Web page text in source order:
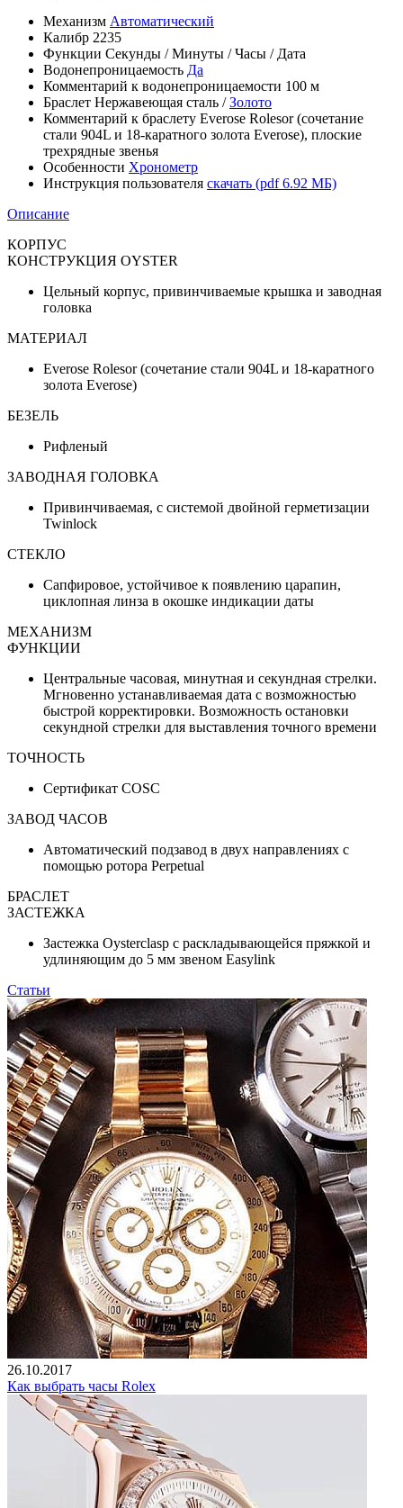
Механизм Автоматический
Калибр 2235
Функции Секунды /Минуты /Часы / Дата
Водонепроницаемость Да
Комментарий к водонепроницаемости 100 м
Браслет Нержавеющая сталь /Золото
Комментарий к браслету Everose Rolesor (сочетание
стали 904L и 18-каратного золота Everose), плоские
трехрядные звенья
Особенности Хронометр
Инструкция пользователя скачать (pdf 6.92 МБ)
Описание
КОРПУС
КОНСТРУКЦИЯ OYSTER
Цельный корпус, привинчиваемые крышка и заводная
головка
МАТЕРИАЛ
Everose Rolesor (сочетание стали 904L и 18-каратного
золота Everose)
БЕЗЕЛЬ
Рифленый
ЗАВОДНАЯ ГОЛОВКА
Привинчиваемая, с системой двойной герметизации
Twinlock
СТЕКЛО
Сапфировое, устойчивое к появлению царапин,
циклопная линза в окошке индикации даты
МЕХАНИЗМ
ФУНКЦИИ
Центральные часовая, минутная и секундная стрелки.
Мгновенно устанавливаемая дата с возможностью
быстрой корректировки. Возможность остановки
секундной стрелки для выставления точного времени
ТОЧНОСТЬ
Сертификат COSC
ЗАВОД ЧАСОВ
Автоматический подзавод в двух направлениях с
помощью ротора Perpetual
БРАСЛЕТ
ЗАСТЕЖКА
Застежка Oysterclasp с раскладывающейся пряжкой и
удлиняющим до 5 мм звеном Easylink
Статьи
26.10.2017
Как выбрать часы Rolex